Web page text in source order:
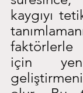
kaygıyı
için